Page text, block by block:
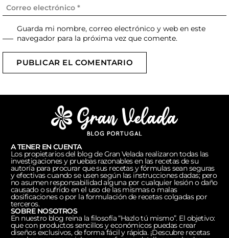
Guarda mi nombre, correo electrónico y web en este
navegador para la próxima vez que comente.
PUBLICAR EL COMENTARIO
A TENER EN CUENTA
Los propietarios del blog de Gran Velada realizaron todas las
investigaciones y pruebas razonables en las recetas de su
autoría para procurar que sus recetas y fórmulas sean seguras
y efectivas cuando se usen según las instrucciones dadas; pero
no asumen responsabilidad alguna por cualquier lesión o daño
causado o sufrido en el uso de las mismas o malas
dosificaciones o por la formulación de recetas colgadas por
terceros.
SOBRE NOSOTROS
En nuestro blog reina la filosofía “Hazlo tú mismo”. El objetivo:
que con productos sencillos y económicos puedas crear
diseños exclusivos, de forma fácil y rápida. ¡Descubre recetas